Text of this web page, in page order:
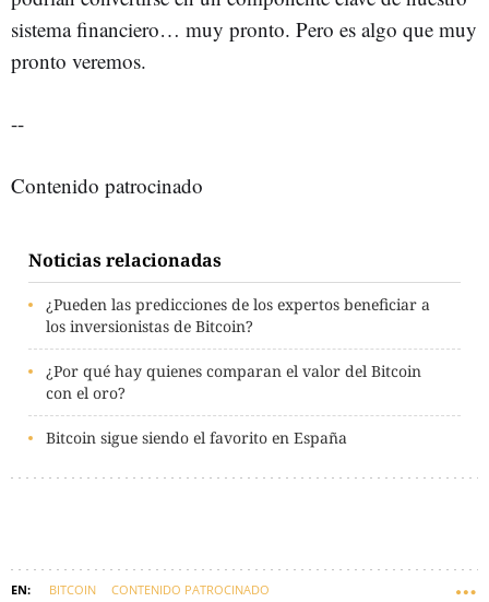
sistema financiero… muy pronto. Pero es algo que muy
pronto veremos.
--
Contenido patrocinado
Noticias relacionadas
¿Pueden las predicciones de los expertos beneficiar a
los inversionistas de Bitcoin?
¿Por qué hay quienes comparan el valor del Bitcoin
con el oro?
Bitcoin sigue siendo el favorito en España
BITCOIN CONTENIDO PATROCINADO